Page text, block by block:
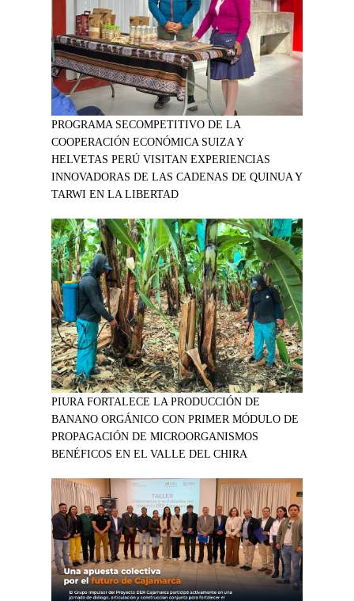
PROGRAMA SECOMPETITIVO DE LA
COOPERACIÓN ECONÓMICA SUIZA Y
HELVETAS PERÚ VISITAN EXPERIENCIAS
INNOVADORAS DE LAS CADENAS DE QUINUA Y
TARWI EN LA LIBERTAD
PIURA FORTALECE LA PRODUCCIÓN DE
BANANO ORGÁNICO CON PRIMER MÓDULO DE
PROPAGACIÓN DE MICROORGANISMOS
BENÉFICOS EN EL VALLE DEL CHIRA